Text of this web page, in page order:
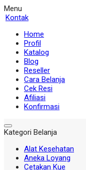
Menu
Kontak
Home
Profil
Katalog
Blog
Reseller
Cara Belanja
Cek Resi
Afiliasi
Konfirmasi
Kategori Belanja
Alat Kesehatan
Aneka Loyang
Cetakan Kue